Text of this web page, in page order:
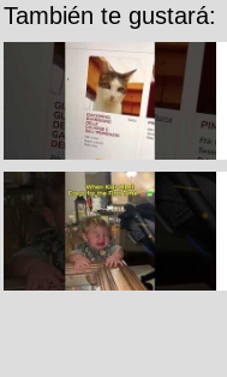
También te gustará: